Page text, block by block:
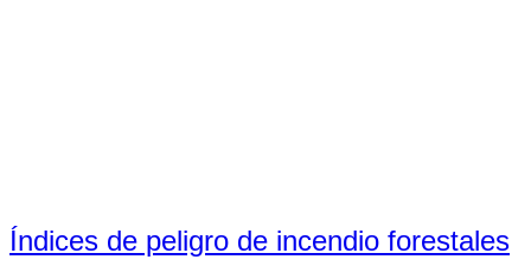
Índices de peligro de incendio forestales